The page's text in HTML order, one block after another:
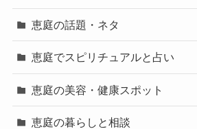
恵庭の話題・ネタ
恵庭でスピリチュアルと占い
恵庭の美容・健康スポット
恵庭の暮らしと相談